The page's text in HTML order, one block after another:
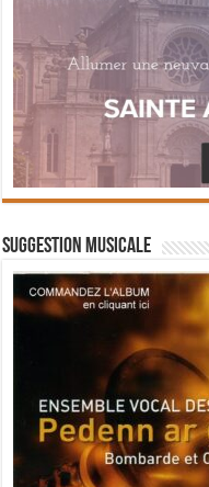
Suggestion musicale